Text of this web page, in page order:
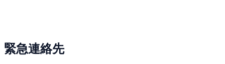
緊急連絡先